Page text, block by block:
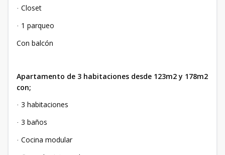
· Closet
· 1 parqueo
Con balcón
Apartamento de 3 habitaciones desde 123m2 y 178m2
con;
· 3 habitaciones
· 3 baños
· Cocina modular